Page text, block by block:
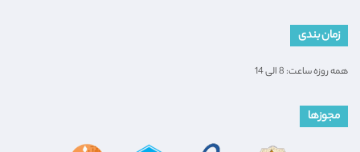
زمان بندی
همه روزه ساعت: 8 الی 14
مجوزها